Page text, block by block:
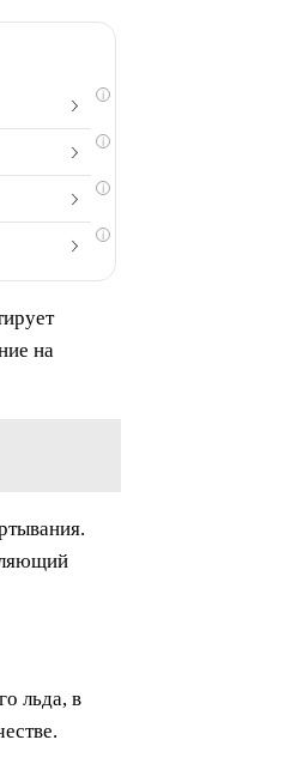
i
i
i
i
на
льда, в